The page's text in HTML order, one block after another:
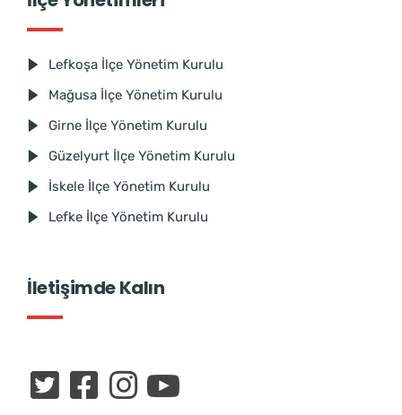
Lefkoşa İlçe Yönetim Kurulu
Mağusa İlçe Yönetim Kurulu
Girne İlçe Yönetim Kurulu
Güzelyurt İlçe Yönetim Kurulu
İskele İlçe Yönetim Kurulu
Lefke İlçe Yönetim Kurulu
İletişimde Kalın